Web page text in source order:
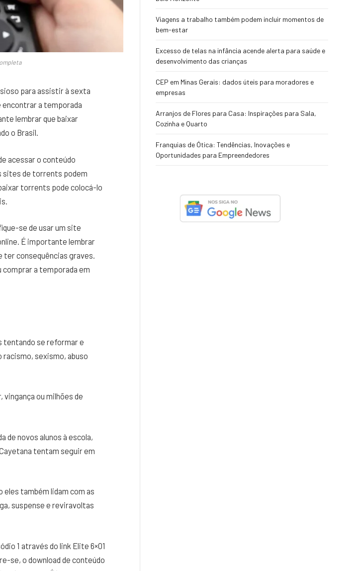
para assistir à sexta
encontrar a temporada
lembrar que baixar
o Brasil.
acessar o conteúdo
sites de torrents podem
torrents pode colocá-lo
se de usar um site
É importante lembrar
ter consequências graves.
a temporada em
tentando se reformar e
sexismo, abuso
ou milhões de
de novos alunos à escola,
tentam seguir em
eles também lidam com as
suspense e reviravoltas
1 através do link Elite 6×01
se, o download de conteúdo
Viagens a trabalho também podem incluir momentos de
bem-estar
Excesso de telas na infância acende alerta para saúde e
desenvolvimento das crianças
CEP em Minas Gerais: dados úteis para moradores e
empresas
Arranjos de Flores para Casa: Inspirações para Sala,
Cozinha e Quarto
Franquias de Ótica: Tendências, Inovações e
Oportunidades para Empreendedores